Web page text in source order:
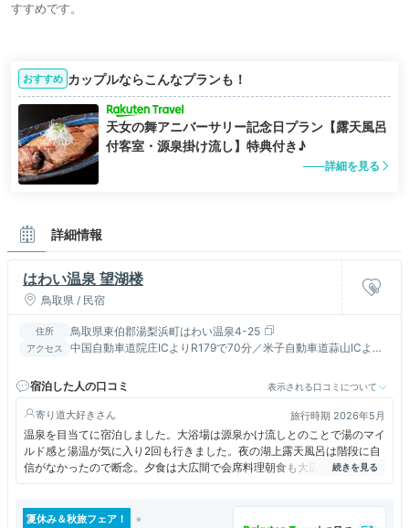
すすめです。
おすすめ カップルならこんなプランも！
天女の舞アニバーサリー記念日プラン【露天風呂
付客室・源泉掛け流し】特典付き♪
詳細を見る
詳細情報
はわい温泉 望湖楼
鳥取県 / 民宿
住所 鳥取県東伯郡湯梨浜町はわい温泉4-25
アクセス
中国自動車道院庄ICよりR179で70分／米子自動車道蒜山ICより
宿泊した人の口コミ
表示される口コミについて
寄り道大好き 旅行時期 2026年5月
温泉を目当てに宿泊しました。大浴場は源泉かけ流しとのことで湯のマイ
ルド感と湯温が気に入り2回も行きました。夜の湖上露天風呂は階段に自
信がなかったので断念。夕食は大広間で会席料理朝食も大広間でビュッフ
ェ。量は満足。椅子席で楽でした。部屋は和室。水回りは快適だった。
夏休み＆秋旅フェア！